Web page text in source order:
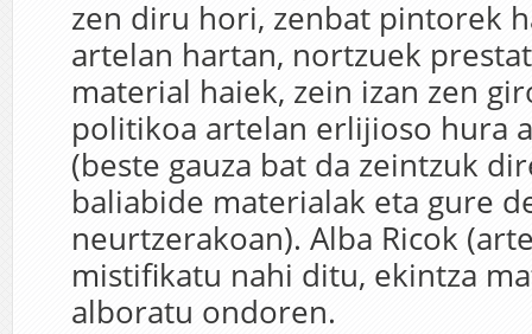
zen diru hori, zenbat pintorek
artelan hartan, nortzuek
material haiek, zein izan zen
politikoa artelan erlijioso hura
(beste gauza bat da zeintzuk
baliabide materialak eta gure
neurtzerakoan). Alba Ricok
mistifikatu nahi ditu, ekintza
alboratu ondoren.